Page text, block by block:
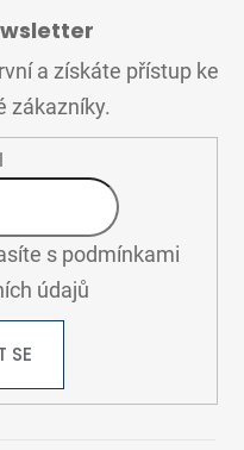
a získáte přístup ke
zákazníky.
s podmínkami
údajů
SE